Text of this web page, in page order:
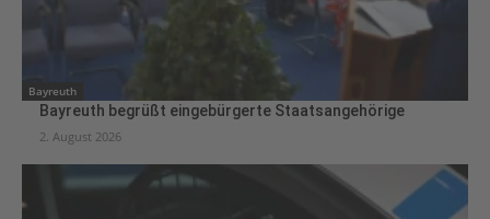
Bayreuth
Bayreuth begrüßt eingebürgerte Staatsangehörige
2. August 2026